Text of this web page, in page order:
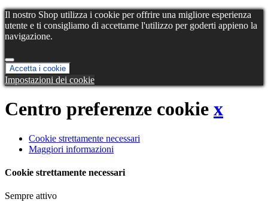
Il nostro Shop utilizza i cookie per offrire una migliore esperienza
utente e ti consigliamo di accettarne l'utilizzo per goderti appieno la
navigazione.
Accetta i cookie
Impostazioni dei cookie
Centro preferenze cookie x
Cookie strettamente necessari
Maggiori informazioni
Cookie strettamente necessari
Sempre attivo